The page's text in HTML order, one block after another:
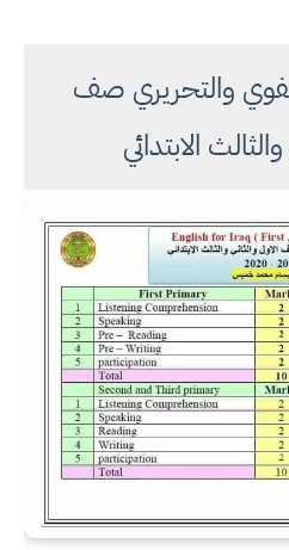
والتحريري صف
الابتدائي